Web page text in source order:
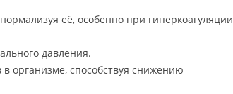
её, особенно при гиперкоагуляции
давления.
организме, способствуя снижению